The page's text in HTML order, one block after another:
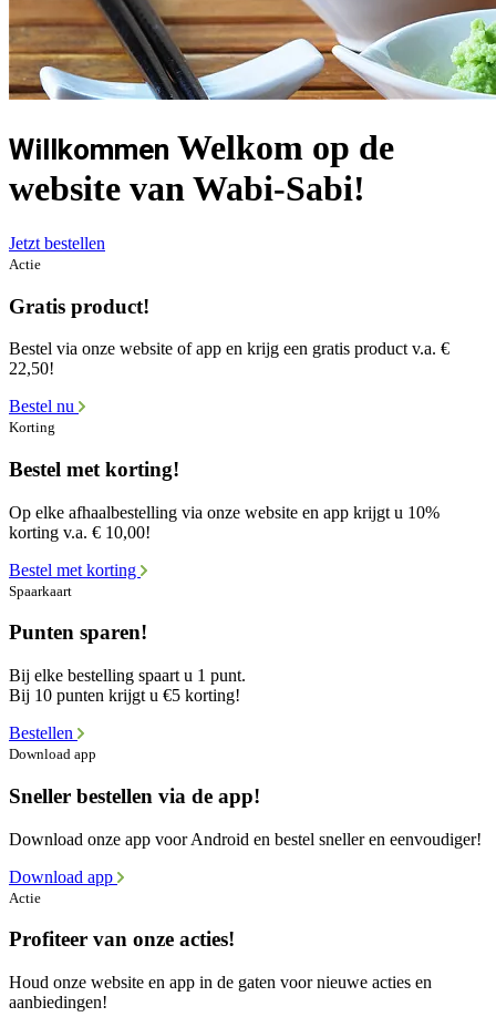
Willkommen Welkom op de
website van Wabi-Sabi!
Jetzt bestellen
Actie
Gratis product!
Bestel via onze website of app en krijg een gratis product v.a. €
22,50!
Bestel nu
Korting
Bestel met korting!
Op elke afhaalbestelling via onze website en app krijgt u 10%
korting v.a. € 10,00!
Bestel met korting
Spaarkaart
Punten sparen!
Bij elke bestelling spaart u 1 punt.
Bij 10 punten krijgt u €5 korting!
Bestellen
Download app
Sneller bestellen via de app!
Download onze app voor Android en bestel sneller en eenvoudiger!
Download app
Actie
Profiteer van onze acties!
Houd onze website en app in de gaten voor nieuwe acties en
aanbiedingen!